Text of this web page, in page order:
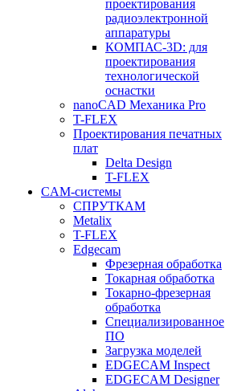
проектирования
радиоэлектронной
аппаратуры
КОМПАС-3D: для
проектирования
технологической
оснастки
nanoCAD Механика Pro
T-FLEX
Проектирования печатных
плат
Delta Design
T-FLEX
CAM-системы
СПРУТКAM
Metalix
T-FLEX
Edgecam
Фрезерная обработка
Токарная обработка
Токарно-фрезерная
обработка
Специализированное
ПО
Загрузка моделей
EDGECAM Inspect
EDGECAM Designer